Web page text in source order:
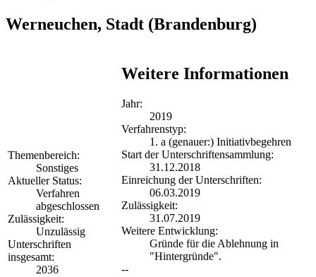
Werneuchen, Stadt (Brandenburg)
Themenbereich:
Sonstiges
Aktueller Status:
Verfahren
abgeschlossen
Zulässigkeit:
Unzulässig
Unterschriften
insgesamt:
2036
Weitere Informationen
Jahr:
2019
Verfahrenstyp:
1. a (genauer:) Initiativbegehren
Start der Unterschriftensammlung:
31.12.2018
Einreichung der Unterschriften:
06.03.2019
Zulässigkeit:
31.07.2019
Weitere Entwicklung:
Gründe für die Ablehnung in
"Hintergründe".
--